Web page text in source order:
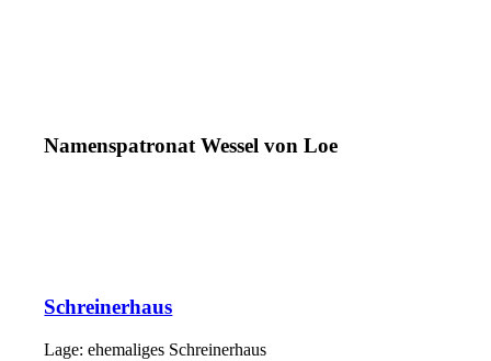
Namenspatronat Wessel von Loe
Schreinerhaus
Lage: ehemaliges Schreinerhaus